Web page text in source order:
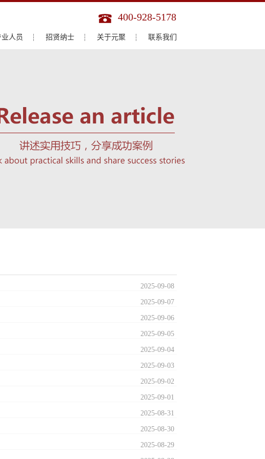
400-928-5178
业人员 招贤纳士 关于元聚 联系我们
2025-09-08
2025-09-07
2025-09-06
2025-09-05
2025-09-04
2025-09-03
2025-09-02
2025-09-01
2025-08-31
2025-08-30
2025-08-29